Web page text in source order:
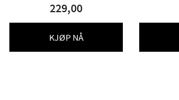
229,00
KJØP NÅ